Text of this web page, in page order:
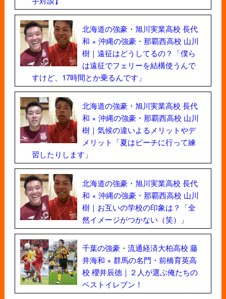
北海道の強豪・旭川実業高校 長代
和 × 沖縄の強豪・那覇西高校 山川
樹｜遠征はどうしてるの？「僕ら
は遠征でフェリーを結構使うんで
すけど、17時間とか乗るんです」
北海道の強豪・旭川実業高校 長代
和 × 沖縄の強豪・那覇西高校 山川
樹｜気候の違いよるメリットやデ
メリット「夏はビーチに行って練
習したりします」
北海道の強豪・旭川実業高校 長代
和 × 沖縄の強豪・那覇西高校 山川
樹｜お互いの学校の印象は？「全
然イメージがつかない（笑）」
千葉の強豪・流通経済大柏高校 藤
井海和 × 群馬の名門・前橋育英高
校 櫻井辰徳｜２人が選ぶ俺たちの
ベストイレブン！